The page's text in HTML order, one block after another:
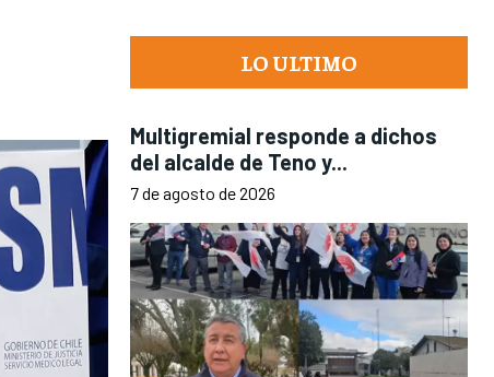
LO ULTIMO
Multigremial responde a dichos
del alcalde de Teno y...
7 de agosto de 2026